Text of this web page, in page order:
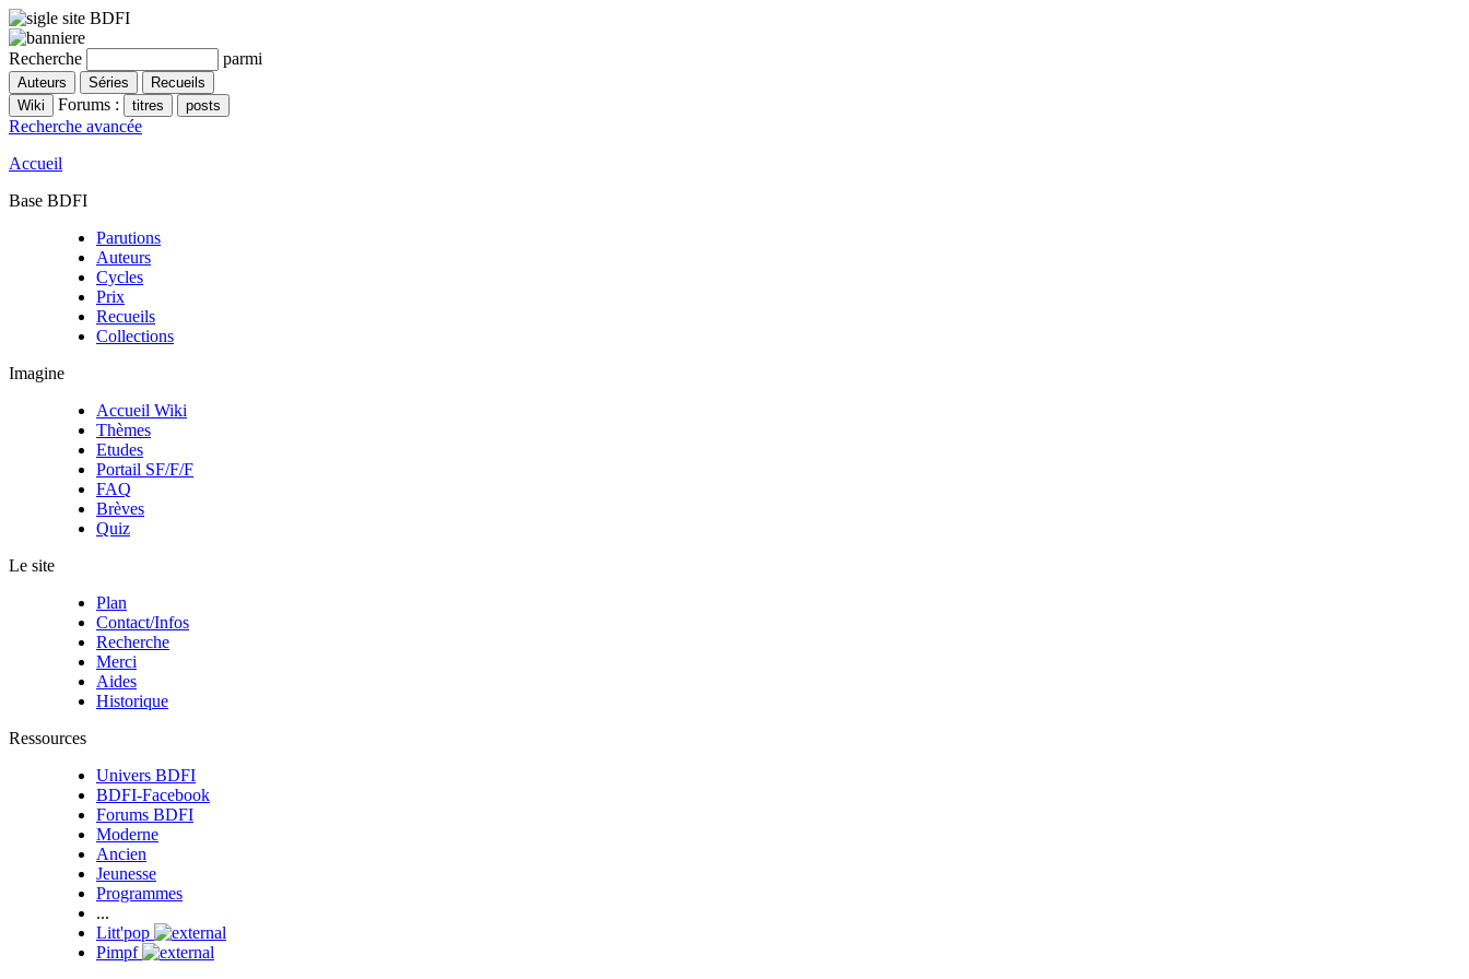
Recherche parmi
Forums :
Recherche avancée
Accueil
Base BDFI
Parutions
Auteurs
Cycles
Prix
Recueils
Collections
Imagine
Accueil Wiki
Thèmes
Etudes
Portail SF/F/F
FAQ
Brèves
Quiz
Le site
Plan
Contact/Infos
Recherche
Merci
Aides
Historique
Ressources
Univers BDFI
BDFI-Facebook
Forums BDFI
Moderne
Ancien
Jeunesse
Programmes
...
Litt'pop
Pimpf